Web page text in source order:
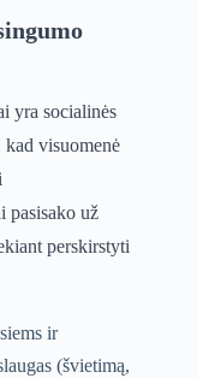
yra socialinės
visuomenė
pasisako už
perskirstyti
ir
(švietimą,